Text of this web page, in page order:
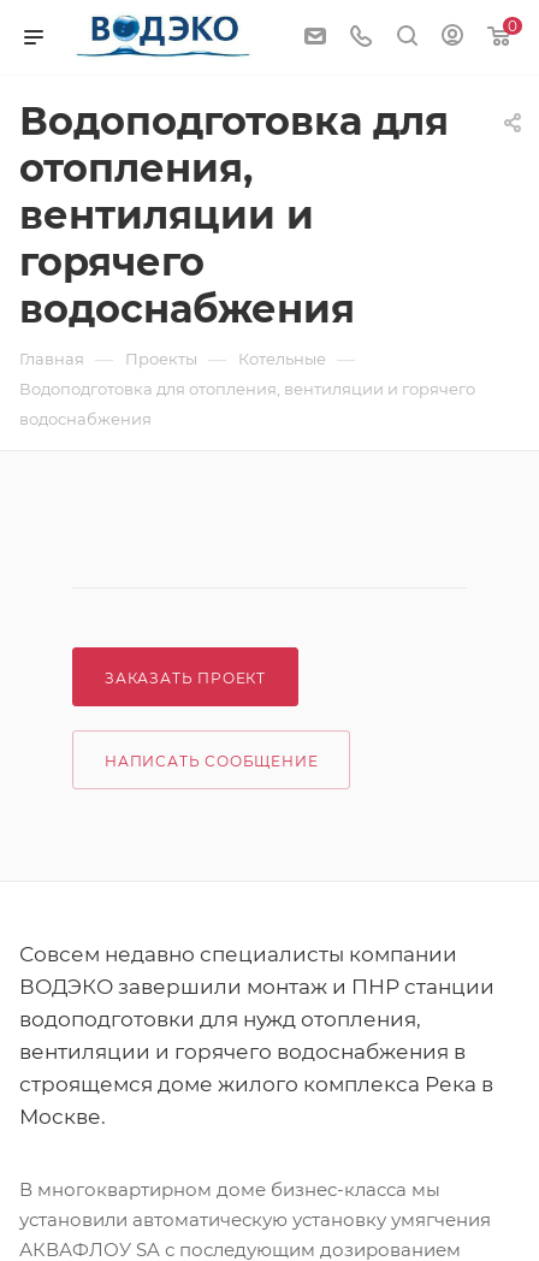
0
Водоподготовка для
отопления,
вентиляции и
горячего
водоснабжения
Главная — Проекты — Котельные —
Водоподготовка для отопления, вентиляции и горячего
водоснабжения
ЗАКАЗАТЬ ПРОЕКТ
НАПИСАТЬ СООБЩЕНИЕ
Совсем недавно специалисты компании
ВОДЭКО завершили монтаж и ПНР станции
водоподготовки для нужд отопления,
вентиляции и горячего водоснабжения в
строящемся доме жилого комплекса Река в
Москве.
В многоквартирном доме бизнес-класса мы
установили автоматическую установку умягчения
АКВАФЛОУ SA с последующим дозированием